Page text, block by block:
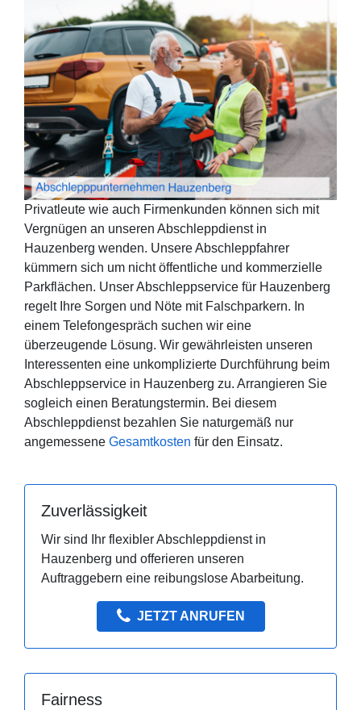
Privatleute wie auch Firmenkunden können sich mit
Vergnügen an unseren Abschleppdienst in
Hauzenberg wenden. Unsere Abschleppfahrer
kümmern sich um nicht öffentliche und kommerzielle
Parkflächen. Unser Abschleppservice für Hauzenberg
regelt Ihre Sorgen und Nöte mit Falschparkern. In
einem Telefongespräch suchen wir eine
überzeugende Lösung. Wir gewährleisten unseren
Interessenten eine unkomplizierte Durchführung beim
Abschleppservice in Hauzenberg zu. Arrangieren Sie
sogleich einen Beratungstermin. Bei diesem
Abschleppdienst bezahlen Sie naturgemäß nur
angemessene Gesamtkosten für den Einsatz.
Zuverlässigkeit
Wir sind Ihr flexibler Abschleppdienst in
Hauzenberg und offerieren unseren
Auftraggebern eine reibungslose Abarbeitung.
JETZT ANRUFEN
Fairness